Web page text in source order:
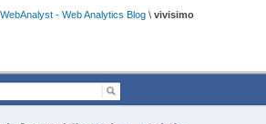
WebAnalyst - Web Analytics Blog\ vivisimo